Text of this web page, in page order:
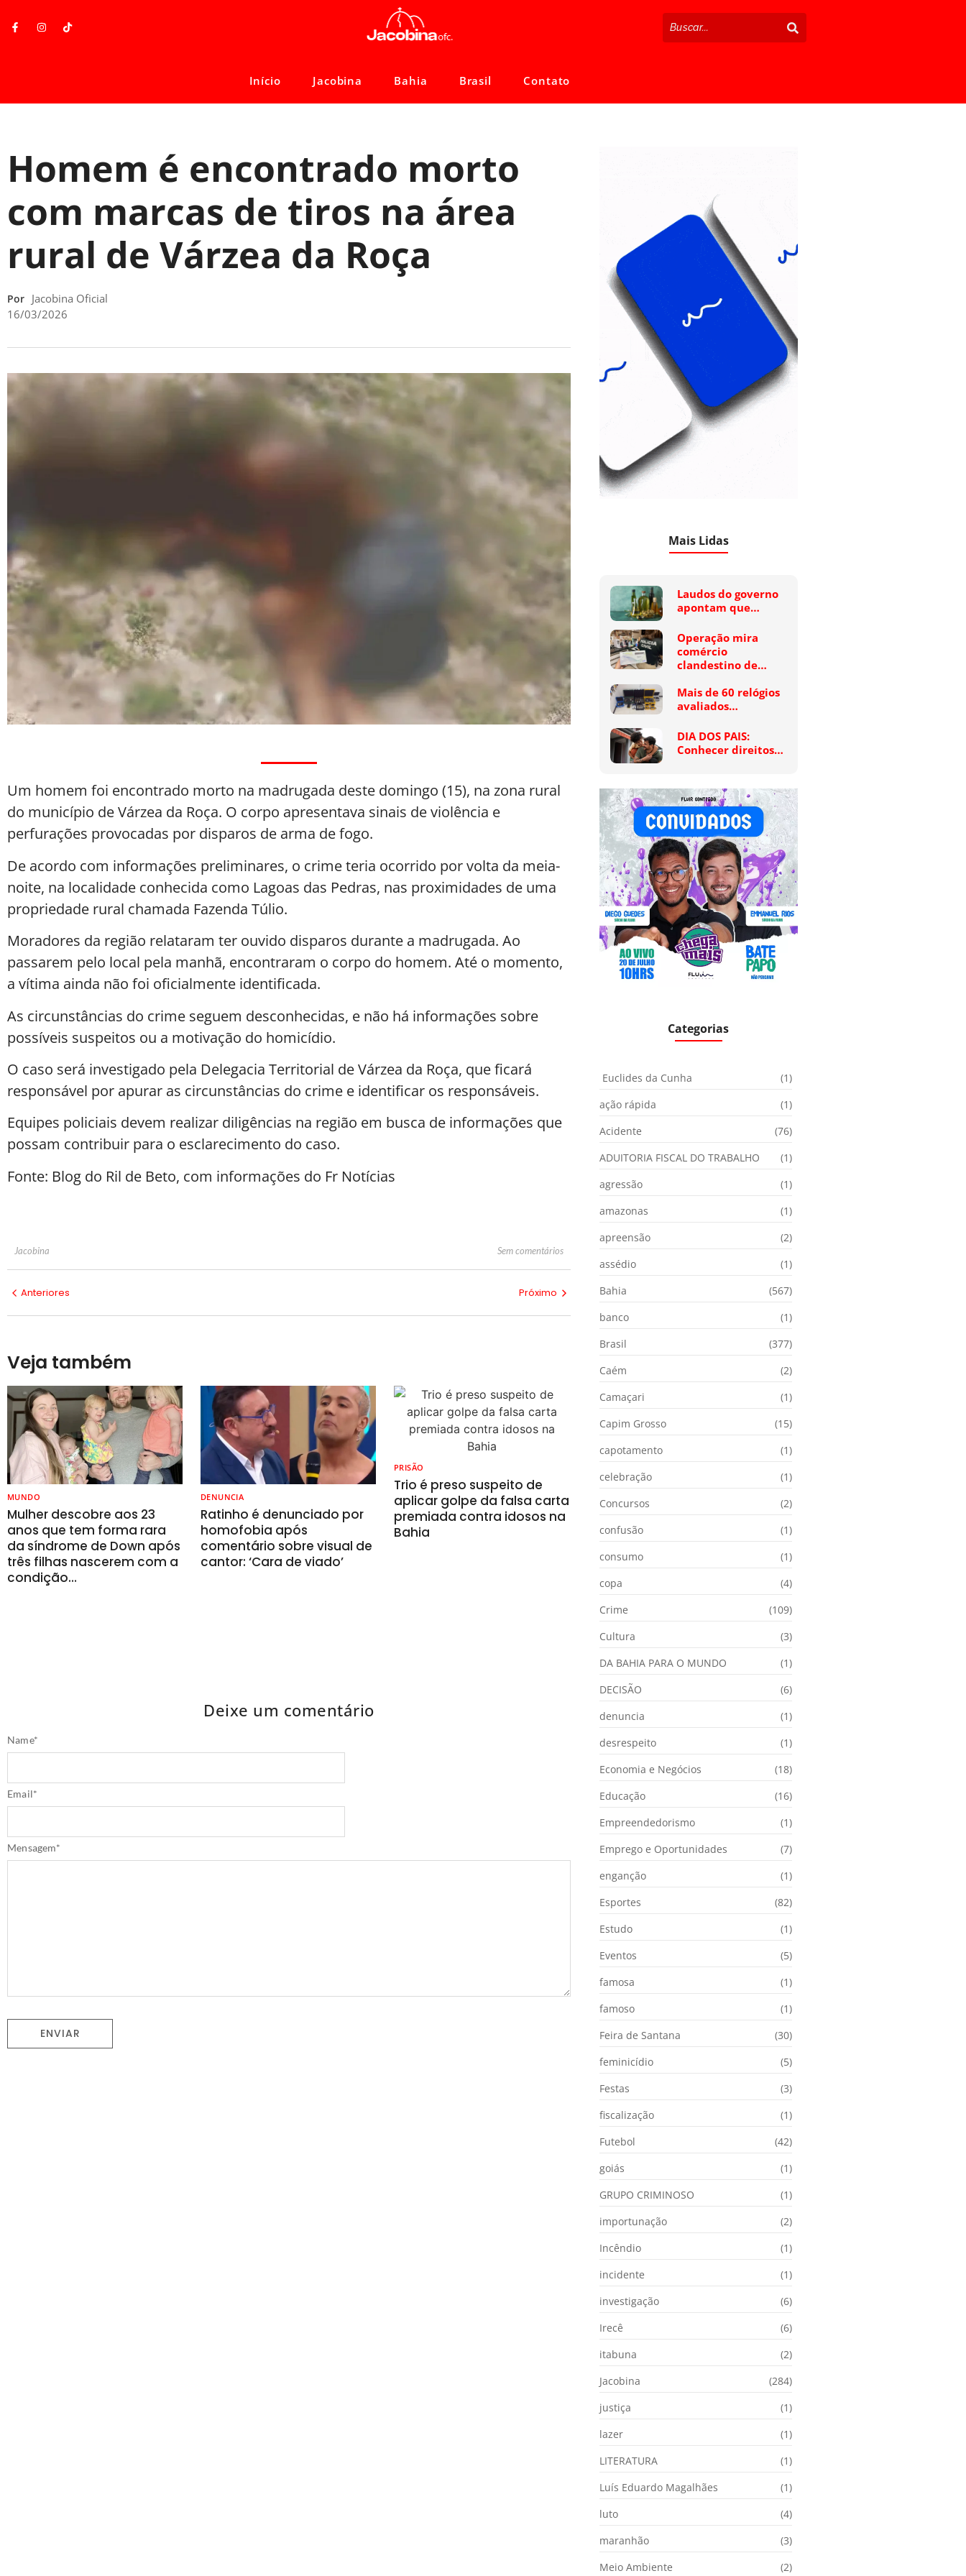
Início Jacobina Bahia Brasil Contato
Homem é encontrado morto
com marcas de tiros na área
rural de Várzea da Roça
Por Jacobina Oficial
16/03/2026
Um homem foi encontrado morto na madrugada deste domingo (15), na zona rural
do município de Várzea da Roça. O corpo apresentava sinais de violência e
perfurações provocadas por disparos de arma de fogo.
De acordo com informações preliminares, o crime teria ocorrido por volta da meia-
noite, na localidade conhecida como Lagoas das Pedras, nas proximidades de uma
propriedade rural chamada Fazenda Túlio.
Moradores da região relataram ter ouvido disparos durante a madrugada. Ao
passarem pelo local pela manhã, encontraram o corpo do homem. Até o momento,
a vítima ainda não foi oficialmente identificada.
As circunstâncias do crime seguem desconhecidas, e não há informações sobre
possíveis suspeitos ou a motivação do homicídio.
O caso será investigado pela Delegacia Territorial de Várzea da Roça, que ficará
responsável por apurar as circunstâncias do crime e identificar os responsáveis.
Equipes policiais devem realizar diligências na região em busca de informações que
possam contribuir para o esclarecimento do caso.
Fonte: Blog do Ril de Beto, com informações do Fr Notícias
Jacobina Sem comentários
Anteriores Próximo
Veja também
MUNDO
Mulher descobre aos 23
anos que tem forma rara
da síndrome de Down após
três filhas nascerem com a
condição…
DENUNCIA
Ratinho é denunciado por
homofobia após
comentário sobre visual de
cantor: ‘Cara de viado’
PRISÃO
Trio é preso suspeito de
aplicar golpe da falsa carta
premiada contra idosos na
Bahia
Deixe um comentário
Name*
Email*
Mais Lidas
Laudos do governo
apontam que…
Operação mira
comércio
clandestino de…
Mais de 60 relógios
avaliados…
DIA DOS PAIS:
Conhecer direitos…
Categorias
Euclides da Cunha
(1)
ação rápida
(1)
Acidente
(76)
ADUITORIA FISCAL DO TRABALHO
(1)
agressão
(1)
amazonas
(1)
apreensão
(2)
assédio
(1)
Bahia
(567)
banco
(1)
Brasil
(377)
Caém
(2)
Camaçari
(1)
Capim Grosso
(15)
capotamento
(1)
celebração
(1)
Concursos
(2)
confusão
(1)
consumo
(1)
copa
(4)
Crime
(109)
Cultura
(3)
DA BAHIA PARA O MUNDO
(1)
DECISÃO
(6)
denuncia
(1)
desrespeito
(1)
Economia e Negócios
(18)
Educação
(16)
Empreendedorismo
(1)
Emprego e Oportunidades
(7)
enganção
(1)
Esportes
(82)
Estudo
(1)
Eventos
(5)
famosa
(1)
famoso
(1)
Feira de Santana
(30)
feminicídio
(5)
Festas
(3)
fiscalização
(1)
Futebol
(42)
goiás
(1)
GRUPO CRIMINOSO
(1)
importunação
(2)
Incêndio
(1)
incidente
(1)
investigação
(6)
Irecê
(6)
itabuna
(2)
Jacobina
(284)
justiça
(1)
lazer
(1)
LITERATURA
(1)
Luís Eduardo Magalhães
(1)
luto
(4)
maranhão
(3)
Meio Ambiente
(2)